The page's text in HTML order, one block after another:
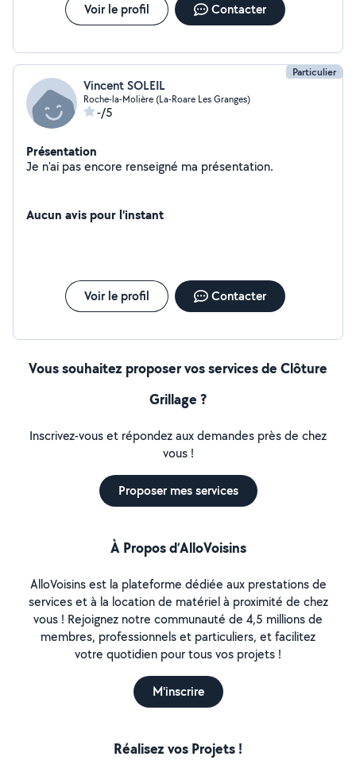
Voir le profil Contacter
Particulier
Vincent SOLEIL
Roche-la-Molière (La-Roare Les Granges)
-/5
Présentation
Je n'ai pas encore renseigné ma présentation.
Aucun avis pour l'instant
Voir le profil Contacter
Vous souhaitez proposer vos services de Clôture
Grillage ?
Inscrivez-vous et répondez aux demandes près de chez
vous !
Proposer mes services
À Propos d’AlloVoisins
AlloVoisins est la plateforme dédiée aux prestations de
services et à la location de matériel à proximité de chez
vous ! Rejoignez notre communauté de 4,5 millions de
membres, professionnels et particuliers, et facilitez
votre quotidien pour tous vos projets !
M'inscrire
Réalisez vos Projets !